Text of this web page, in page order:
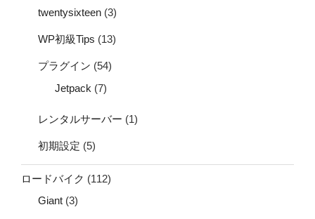
twentysixteen (3)
WP初級Tips (13)
プラグイン (54)
Jetpack (7)
レンタルサーバー (1)
初期設定 (5)
ロードバイク (112)
Giant (3)